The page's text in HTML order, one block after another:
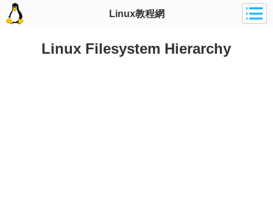
Linux教程網
Linux Filesystem Hierarchy